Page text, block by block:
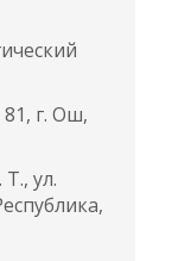
г. Ош,
ул.